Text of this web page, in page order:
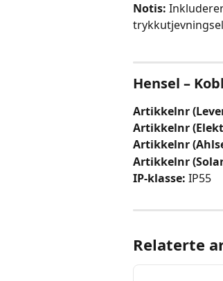
Notis:
Hensel –
Artikkelnr
Artikkelnr
Artikkelnr
Artikkelnr
IP-klasse: IP55
Relaterte